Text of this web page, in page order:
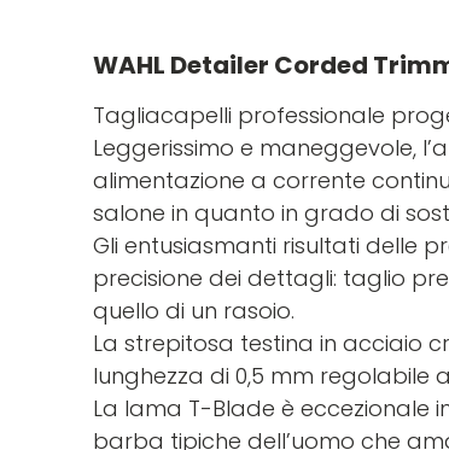
WAHL Detailer Corded
Tagliacapelli professionale
Leggerissimo e maneggevole,
alimentazione a corrente
salone in quanto in grado di
Gli entusiasmanti risultati delle
precisione dei dettagli: taglio
quello di un rasoio.
La strepitosa testina in acciaio
lunghezza di 0,5 mm regolabile
La lama T-Blade è
barba tipiche dell’uomo che